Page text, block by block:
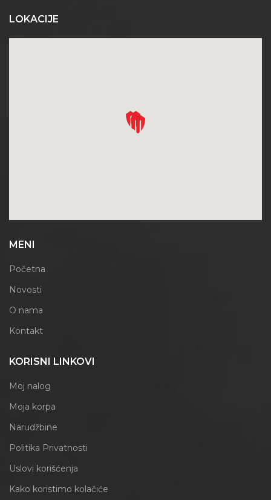
LOKACIJE
MENI
Početna
Novosti
O nama
Kontakt
KORISNI LINKOVI
Moj nalog
Moja korpa
Narudžbine
Politika Privatnosti
Uslovi korišćenja
Kako koristimo kolačiće